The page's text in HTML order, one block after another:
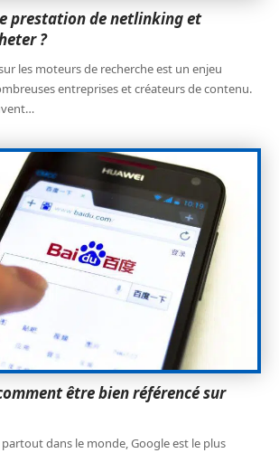
prestation de netlinking et
?
les moteurs de recherche est un enjeu
entreprises et créateurs de contenu.
…
être bien référencé sur
dans le monde, Google est le plus